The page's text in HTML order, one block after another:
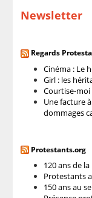
Newsletter
Regards
Cinéma : Le
Girl : les
Courtise-moi
Une facture
dommages
Protestants.org
120 ans de
Protestants
150 ans au